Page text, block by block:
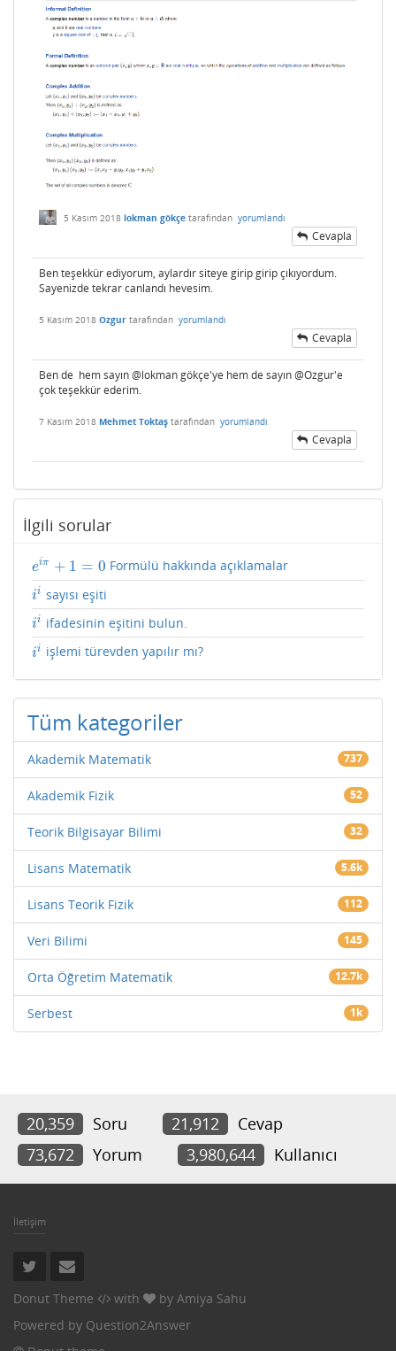
5 Kasım 2018 lokman gökçe tarafından yorumlandı
Cevapla
Ben teşekkür ediyorum, aylardır siteye girip girip çıkıyordum.
Sayenizde tekrar canlandı hevesim.
5 Kasım 2018 Ozgur tarafından yorumlandı
Cevapla
Ben de hem sayın @lokman gökçe'ye hem de sayın @Ozgur'e
çok teşekkür ederim.
7 Kasım 2018 Mehmet Toktaş tarafından yorumlandı
Cevapla
İlgili sorular
eiπ + 1 = 0
eiπ +1=0 Formülü hakkında açıklamalar
ii
ii sayısı eşiti
ii
ii ifadesinin eşitini bulun.
ii
ii işlemi türevden yapılır mı?
Tüm kategoriler
Akademik Matematik 737
Akademik Fizik 52
Teorik Bilgisayar Bilimi 32
Lisans Matematik 5.6k
Lisans Teorik Fizik 112
Veri Bilimi 145
Orta Öğretim Matematik 12.7k
Serbest 1k
20,359 Soru 21,912
Cevap
73,672
Yorum 3,980,644 Kullanıcı
İletişim
Donut Theme with by Amiya Sahu
Powered by Question2Answer